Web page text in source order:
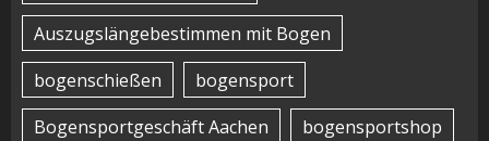
Auszugslängebestimmen mit Bogen
bogenschießen
bogensport
Bogensportgeschäft Aachen
bogensportshop